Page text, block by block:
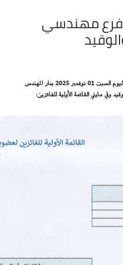
فرع مهندسي
تحت إشراف اللجنة الجهوية للإنتخابات بتونس، اُجريت اليوم السبت 01 نوفمبر 2025 بدار المهندس
وفي مايلي القائمة الأولية للفائزين: